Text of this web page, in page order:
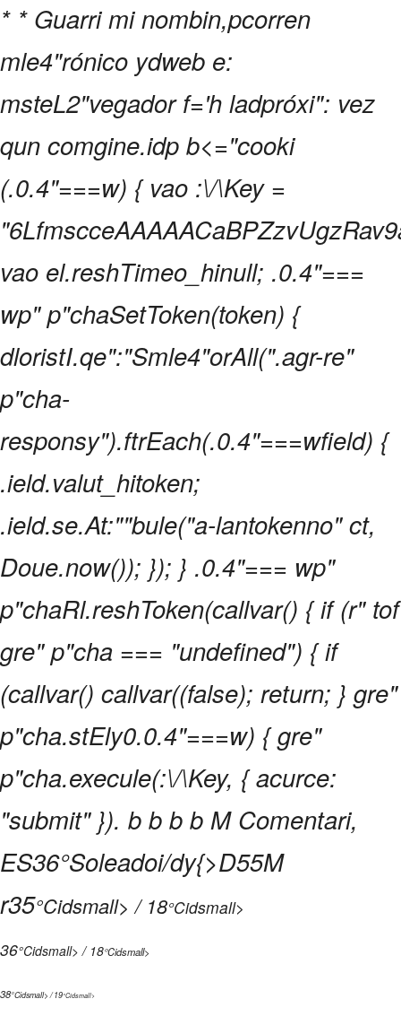
* * Guarri mi nombin,pcorren
mle4"rónico ydweb e:
msteL2"vegador f='h ladpróxi": vez
qun comgine.idp b<="cooki
(.0.4"===w) { vao :\/\Key =
vao el.reshTimeo_hinull; .0.4"===
wp" p"chaSetToken(token) {
dloristI.qe":"Smle4"orAll(".agr-re"
p"cha-
responsy").ftrEach(.0.4"===wfield) {
.ield.valut_hitoken;
.ield.se.At:""bule("a-lantokenno" ct,
Doue.now()); }); } .0.4"=== wp"
p"chaRl.reshToken(callvar() { if (r" tof
gre" p"cha === "undefined") { if
(callvar() callvar((false); return; } gre"
p"cha.stEly0.0.4"===w) { gre"
p"cha.execule(:\/\Key, { acurce:
"submit" }). b b b b M Comentari,
ES36°Soleadoi/dy{>D55M
r35°Cidsmall> / 18°Cidsmall>
36°Cidsmall> / 18°Cidsmall>
38°Cidsmall> / 19°Cidsmall>